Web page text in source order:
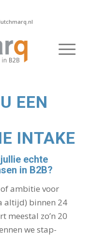
EEN
INTAKE
echte
in B2B?
ambitie voor
altijd) binnen 24
meestal zo’n 20
we stap-